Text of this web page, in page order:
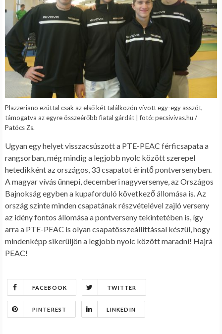
Plazzeriano ezúttal csak az első két találkozón vívott egy-egy asszót,
támogatva az egyre összeérőbb fiatal gárdát | fotó: pecsivivas.hu /
Patócs Zs.
Ugyan egy helyet visszacsúszott a PTE-PEAC férficsapata a
rangsorban, még mindig a legjobb nyolc között szerepel
hetedikként az országos, 33 csapatot érintő pontversenyben.
A magyar vívás ünnepi, decemberi nagyversenye, az Országos
Bajnokság egyben a kupaforduló következő állomása is. Az
ország szinte minden csapatának részvételével zajló verseny
az idény fontos állomása a pontverseny tekintetében is, így
arra a PTE-PEAC is olyan csapatösszeállíttással készül, hogy
mindenképp sikerüljön a legjobb nyolc között maradni! Hajrá
PEAC!
FACEBOOK TWITTER
PINTEREST LINKEDIN